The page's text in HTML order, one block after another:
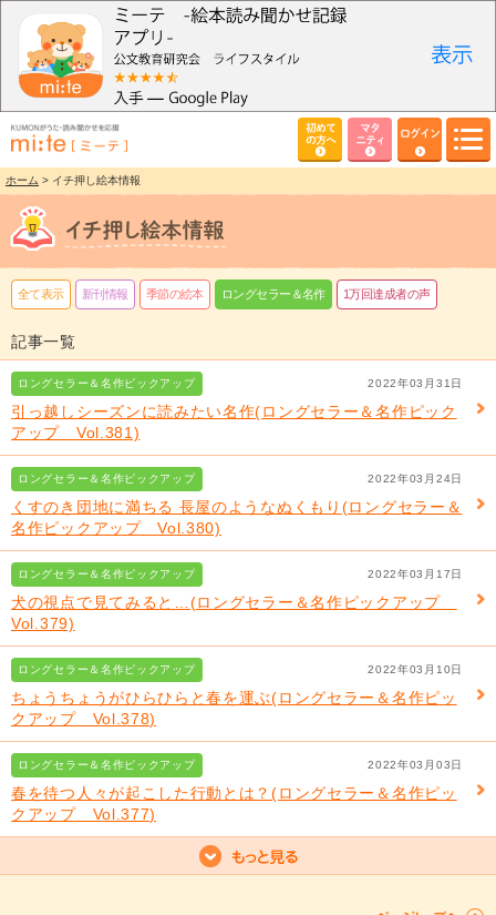
初めて
の方へ
マタ
ニティ
ログイン
ホーム > イチ押し絵本情報
全て表示 新刊情報 季節の絵本 ロングセラー＆名作 1万回達成者の声
記事一覧
2022年03月31日
ロングセラー＆名作ピックアップ
引っ越しシーズンに読みたい名作(ロングセラー＆名作ピック
アップ Vol.381)
2022年03月24日
ロングセラー＆名作ピックアップ
くすのき団地に満ちる 長屋のようなぬくもり(ロングセラー＆
名作ピックアップ Vol.380)
2022年03月17日
ロングセラー＆名作ピックアップ
犬の視点で見てみると…(ロングセラー＆名作ピックアップ
Vol.379)
2022年03月10日
ロングセラー＆名作ピックアップ
ちょうちょうがひらひらと春を運ぶ(ロングセラー＆名作ピッ
クアップ Vol.378)
2022年03月03日
ロングセラー＆名作ピックアップ
春を待つ人々が起こした行動とは？(ロングセラー＆名作ピッ
クアップ Vol.377)